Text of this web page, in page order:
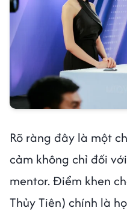
Rõ ràng đây là một
cảm không chỉ đối
mentor. Điểm khen
Thủy Tiên) chính là